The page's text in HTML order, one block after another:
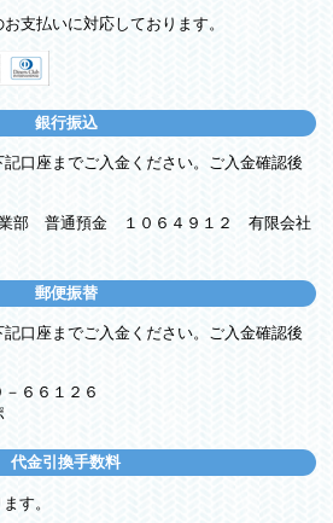
支払いに対応しております。
銀行振込
口座までご入金ください。ご入金確認後
部 普通預金 １０６４９１２ 有限会社
郵便振替
口座までご入金ください。ご入金確認後
６６１２６
代金引換手数料
す。